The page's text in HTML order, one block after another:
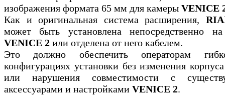
изображения формата 65 мм для камеры VENICE
Как и оригинальная система расширения,
может быть установлена непосредственно
VENICE 2 или отделена от него кабелем.
Это должно обеспечить операторам
конфигурациях установки без изменения
или нарушения совместимости с
аксессуарами и настройками VENICE 2.